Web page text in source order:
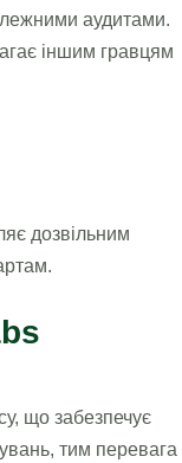
аудитами.
іншим гравцям
дозвільним
що забезпечує
тим перевага